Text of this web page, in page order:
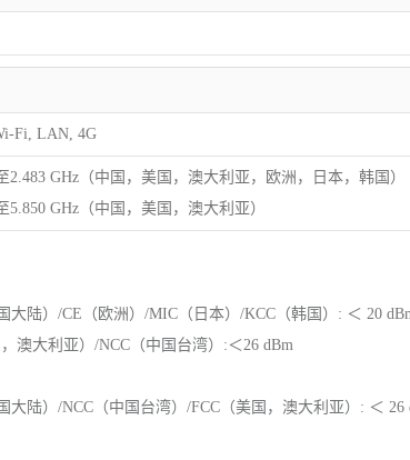
Fi, LAN, 4G
2.483 GHz（中国，美国，澳大利亚，欧洲，日本，韩国）
5.850 GHz（中国，美国，澳大利亚）
大陆）/CE（欧洲）/MIC（日本）/KCC（韩国）: ＜ 20
澳大利亚）/NCC（中国台湾）:＜26 dBm
大陆）/NCC（中国台湾）/FCC（美国，澳大利亚）: ＜ 26